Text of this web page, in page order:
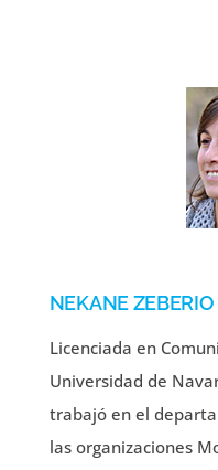
NEKANE
Licenciada en
Universidad de
trabajó en el
las organizaciones